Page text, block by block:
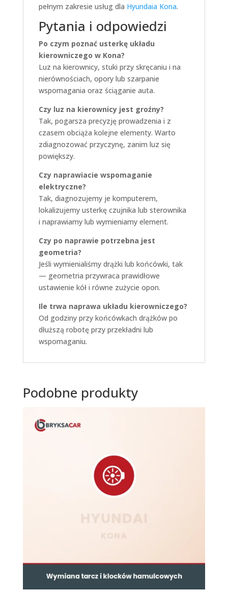
pełnym zakresie usług dla Hyundaia Kona.
Pytania i odpowiedzi
Po czym poznać usterkę układu
kierowniczego w Kona?
Luz na kierownicy, stuki przy skręcaniu i na
nierównościach, opory lub szarpanie
wspomagania oraz ściąganie auta.
Czy luz na kierownicy jest groźny?
Tak, pogarsza precyzję prowadzenia i z
czasem obciąża kolejne elementy. Warto
zdiagnozować przyczynę, zanim luz się
powiększy.
Czy naprawiacie wspomaganie
elektryczne?
Tak, diagnozujemy je komputerem,
lokalizujemy usterkę czujnika lub sterownika
i naprawiamy lub wymieniamy element.
Czy po naprawie potrzebna jest
geometria?
Jeśli wymienialiśmy drążki lub końcówki, tak
— geometria przywraca prawidłowe
ustawienie kół i równe zużycie opon.
Ile trwa naprawa układu kierowniczego?
Od godziny przy końcówkach drążków po
dłuższą robotę przy przekładni lub
wspomaganiu.
Podobne produkty